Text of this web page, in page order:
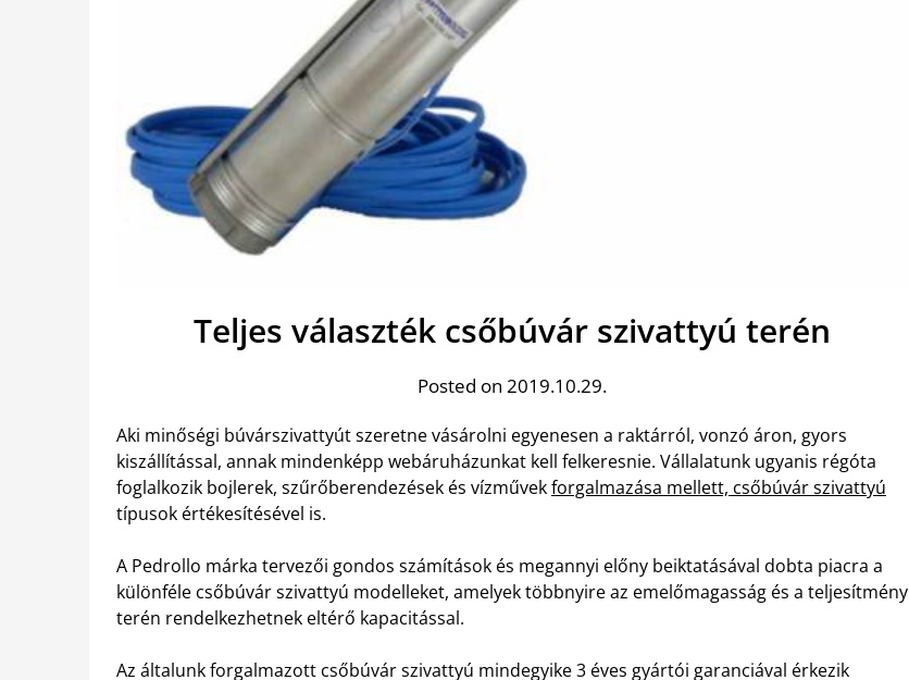
Teljes választék csőbúvár szivattyú terén
Posted on 2019.10.29.
Aki minőségi búvárszivattyút szeretne vásárolni egyenesen a raktárról, vonzó áron, gyors
kiszállítással, annak mindenképp webáruházunkat kell felkeresnie. Vállalatunk ugyanis régóta
foglalkozik bojlerek, szűrőberendezések és vízművekforgalmazása mellett, csőbúvár szivattyú
típusok értékesítésével is.
A Pedrollo márka tervezői gondos számítások és megannyi előny beiktatásával dobta piacra a
különféle csőbúvár szivattyú modelleket, amelyek többnyire az emelőmagasság és a teljesítmény
terén rendelkezhetnek eltérő kapacitással.
Az általunk forgalmazott csőbúvár szivattyú mindegyike 3 éves gyártói garanciával érkezik